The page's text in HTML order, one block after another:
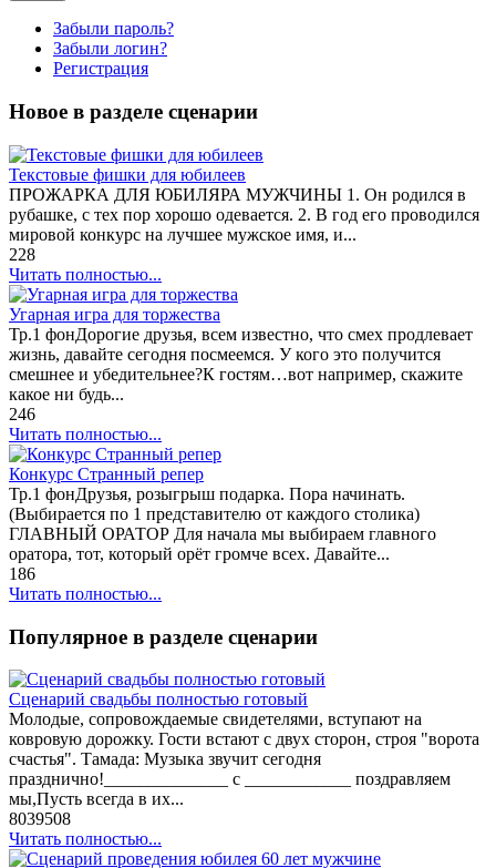
Забыли пароль?
Забыли логин?
Регистрация
Новое в разделе сценарии
Текстовые фишки для юбилеев
ПРОЖАРКА ДЛЯ ЮБИЛЯРА МУЖЧИНЫ 1. Он родился в
рубашке, с тех пор хорошо одевается. 2. В год его проводился
мировой конкурс на лучшее мужское имя, и...
228
Читать полностью...
Угарная игра для торжества
Тр.1 фонДорогие друзья, всем известно, что смех продлевает
жизнь, давайте сегодня посмеемся. У кого это получится
смешнее и убедительнее?К гостям…вот например, скажите
какое ни будь...
246
Читать полностью...
Конкурс Странный репер
Тр.1 фонДрузья, розыгрыш подарка. Пора начинать.
(Выбирается по 1 представителю от каждого столика)
ГЛАВНЫЙ ОРАТОР Для начала мы выбираем главного
оратора, тот, который орёт громче всех. Давайте...
186
Читать полностью...
Популярное в разделе сценарии
Сценарий свадьбы полностью готовый
Молодые, сопровождаемые свидетелями, вступают на
ковровую дорожку. Гости встают с двух сторон, строя "ворота
счастья". Тамада: Музыка звучит сегодня
празднично!______________ с ____________ поздравляем
мы,Пусть всегда в их...
8039508
Читать полностью...